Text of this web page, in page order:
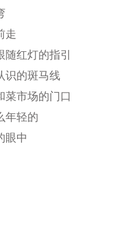
走
红灯的指引
识的斑马线
菜市场的门口
年轻的
眼中